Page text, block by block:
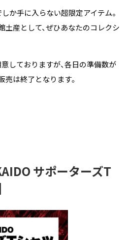
か手に入らない超限定アイテム。
土産として、ぜひあなたのコレクシ
しておりますが、各日の準備数が
売は終了となります。
サポーターズT